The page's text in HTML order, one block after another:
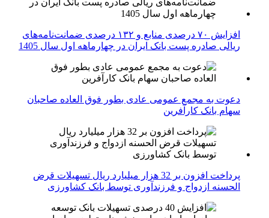
افزایش ۷۰ درصدی منابع و ۱۳۲ درصدی ضمانت‌نامه‌های
ریالی صادره پست بانک ایران در چهارماهه اول سال 1405
دعوت به مجمع عمومی عادی بطور فوق العاده صاحبان
سهام بانک کارآفرین
پرداخت افزون بر 32 هزار میلیارد ریال تسهیلات قرض
الحسنه ازدواج و فرزندآوری توسط بانک کشاورزی